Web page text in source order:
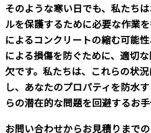
そのような寒い日でも、私たち
ルを保護するために必要な作業
によるコンクリートの縮む可能
による損傷を防ぐために、適切
欠です。私たちは、これらの状
し、あなたのプロパティを防水
らの潜在的な問題を回避するお手
お問い合わせからお見積りまでの